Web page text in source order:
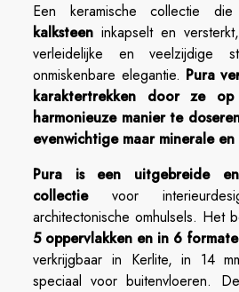
Een keramische collectie
kalksteen inkapselt en
verleidelijke en veelzijdige
onmiskenbare elegantie. Pura
karaktertrekken door ze
harmonieuze manier te
evenwichtige maar minerale
Pura is een uitgebreide
collectievoor
architectonische omhulsels. Het
5 oppervlakken en in 6
verkrijgbaar in Kerlite, in 14
speciaal voor buitenvloeren.